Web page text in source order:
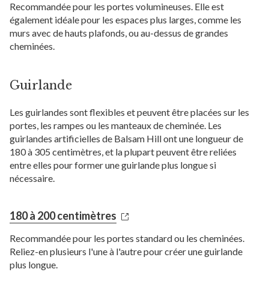
Recommandée pour les portes volumineuses. Elle est
également idéale pour les espaces plus larges, comme les
murs avec de hauts plafonds, ou au-dessus de grandes
cheminées.
Guirlande
Les guirlandes sont flexibles et peuvent être placées sur les
portes, les rampes ou les manteaux de cheminée. Les
guirlandes artificielles de Balsam Hill ont une longueur de
180 à 305 centimètres, et la plupart peuvent être reliées
entre elles pour former une guirlande plus longue si
nécessaire.
180 à 200 centimètres
Recommandée pour les portes standard ou les cheminées.
Reliez-en plusieurs l'une à l'autre pour créer une guirlande
plus longue.